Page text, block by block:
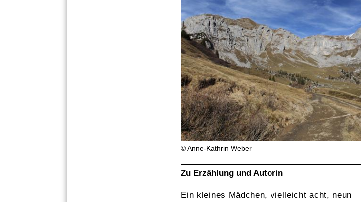
© Anne-Kathrin Weber
Zu Erzählung und Autorin
Ein kleines Mädchen, vielleicht acht, neun